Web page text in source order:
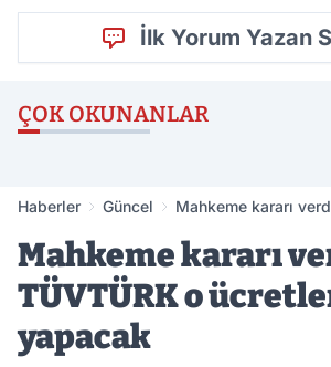
İlk Yorum Yazan
ÇOK OKUNANLAR
Haberler Güncel
Mahkeme kararı
Mahkeme kararı
TÜVTÜRK o
yapacak